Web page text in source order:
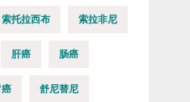
索托拉西布 索拉非尼
肝癌 肠癌
癌 舒尼替尼